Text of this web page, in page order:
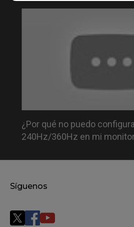
¿Por qué no puedo
240Hz/360Hz en mi
Síguenos